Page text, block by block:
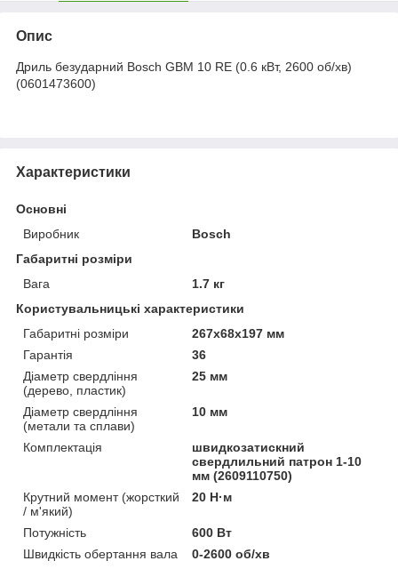
Опис
Дриль безударний Bosch GBM 10 RE (0.6 кВт, 2600 об/хв)
(0601473600)
Характеристики
Основні
Виробник
Bosch
Габаритні розміри
Вага
1.7 кг
Користувальницькі характеристики
Габаритні розміри
267х68х197 мм
Гарантія
36
Діаметр свердління
(дерево, пластик)
25 мм
Діаметр свердління
(метали та сплави)
10 мм
Комплектація
швидкозатискний
свердлильний патрон 1-10
мм (2609110750)
Крутний момент (жорсткий
/ м'який)
20 Н·м
Потужність
600 Вт
Швидкість обертання вала
0-2600 об/хв